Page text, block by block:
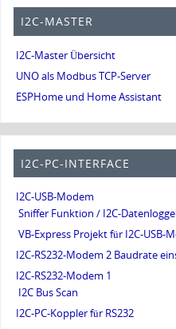
I2C-MASTER
I2C-Master Übersicht
UNO als Modbus TCP-Server
ESPHome und Home Assistant
I2C-PC-INTERFACE
I2C-USB-Modem
Sniffer Funktion / I2C-
VB-Express Projekt für I2C-USB-
I2C-RS232-Modem 2 Baudrate
I2C-RS232-Modem 1
I2C Bus Scan
I2C-PC-Koppler für RS232